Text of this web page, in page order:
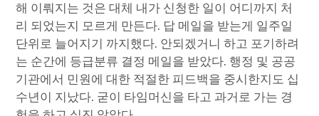
해 이뤄지는 것은 대체 내가 신청한 일이 어디까지 처
리 되었는지 모르게 만든다. 답 메일을 받는게 일주일
단위로 늘어지기 까지했다. 안되겠거니 하고 포기하려
는 순간에 등급분류 결정 메일을 받았다. 행정 및 공공
기관에서 민원에 대한 적절한 피드백을 중시한지도 십
수년이 지났다. 굳이 타임머신을 타고 과거로 가는 경